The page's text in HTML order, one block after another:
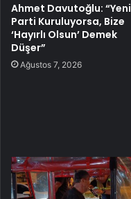
Ahmet Davutoğlu: “Yeni
Parti Kuruluyorsa, Bize
‘Hayırlı Olsun’ Demek
Düşer”
Ağustos 7, 2026